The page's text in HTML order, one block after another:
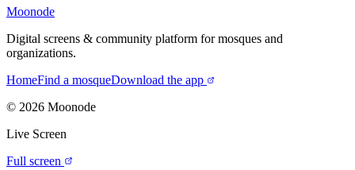
Moonode
Digital screens & community platform for mosques and
organizations.
HomeFind a mosqueDownload the app
© 2026 Moonode
Live Screen
Full screen